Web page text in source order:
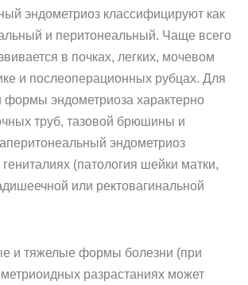
эндометриоз классифицируют как
и перитонеальный. Чаще всего
в почках, легких, мочевом
и послеоперационных рубцах. Для
формы эндометриоза характерно
труб, тазовой брюшины и
эндометриоз
гениталиях (патология шейки матки,
или ректовагинальной
и тяжелые формы болезни (при
разрастаниях может